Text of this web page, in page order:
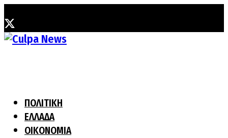
ΠΟΛΙΤΙΚΗ
ΕΛΛΑΔΑ
ΟΙΚΟΝΟΜΙΑ